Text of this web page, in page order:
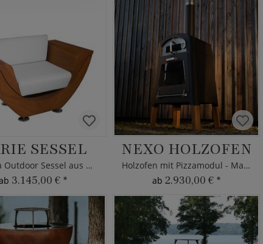
SESSEL
Masuria Outdoor Sessel aus Holz
3.145,00 € *
NEXO HOLZOFEN
Holzofen mit Pizzamodul - Masuria
ab 2.930,00 € *